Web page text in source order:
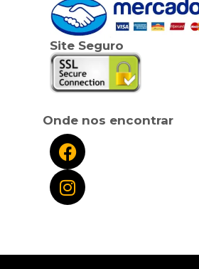
Site Seguro
Onde nos encontrar